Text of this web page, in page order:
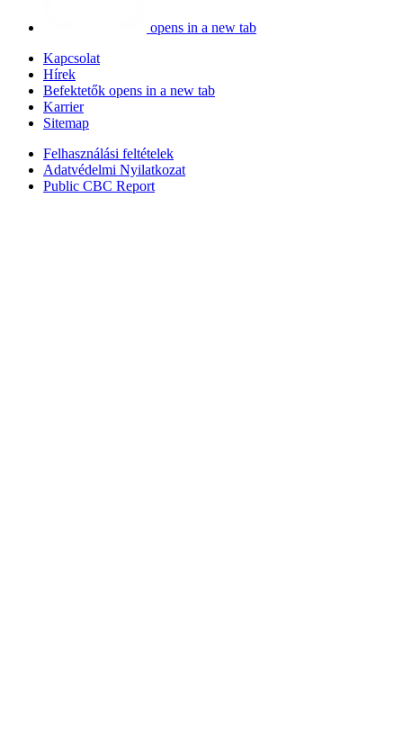
opens in a new tab
Kapcsolat
Hírek
Befektetők opens in a new tab
Karrier
Sitemap
Felhasználási feltételek
Adatvédelmi Nyilatkozat
Public CBC Report